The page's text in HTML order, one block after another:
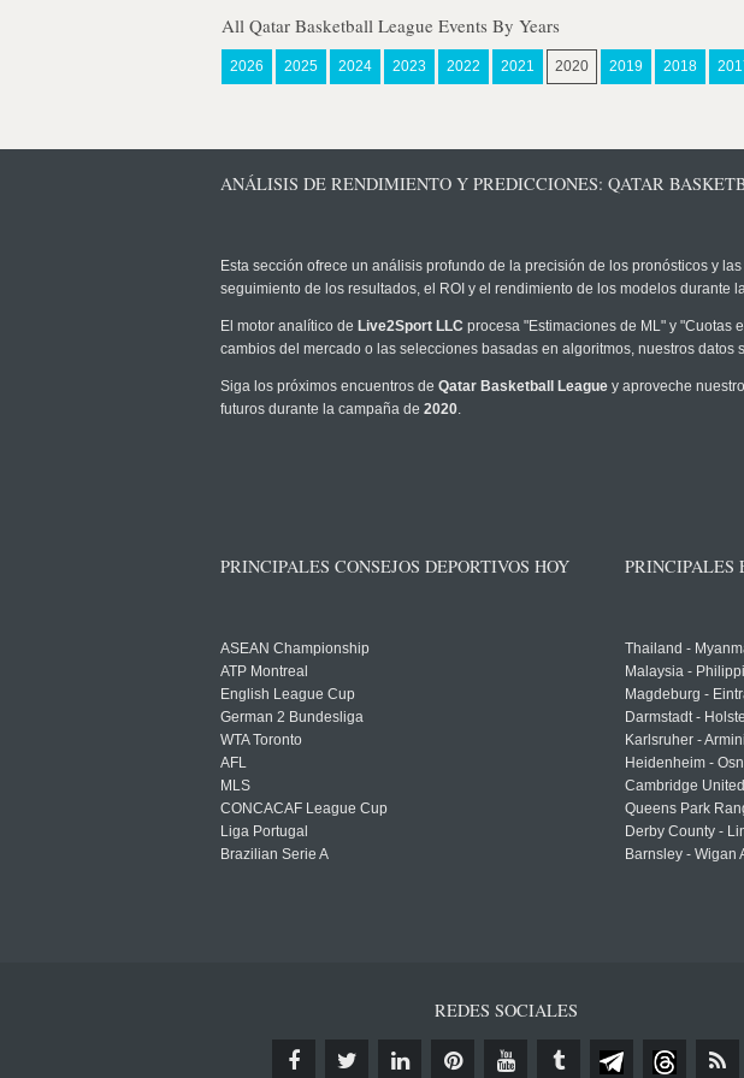
All Qatar Basketball League Events By Years
2026 2025 2024 2023 2022 2021 2020 2019 2018
ANÁLISIS DE RENDIMIENTO Y PREDICCIONES: QATAR
Esta sección ofrece un análisis profundo de la precisión de los pronósticos y
seguimiento de los resultados, el ROI y el rendimiento de los modelos durante
El motor analítico de Live2Sport LLC procesa "Estimaciones de ML" y "Cuotas
cambios del mercado o las selecciones basadas en algoritmos, nuestros
Siga los próximos encuentros de Qatar Basketball League y aproveche
futuros durante la campaña de 2020.
PRINCIPALES CONSEJOS DEPORTIVOS HOY
ASEAN Championship
ATP Montreal
English League Cup
German 2 Bundesliga
WTA Toronto
AFL
MLS
CONCACAF League Cup
Liga Portugal
Brazilian Serie A
PRINCIPALES
Thailand -
Malaysia -
Magdeburg -
Darmstadt -
Karlsruher -
Heidenheim -
Cambridge
Queens Park
Derby County -
Barnsley - Wigan
REDES SOCIALES